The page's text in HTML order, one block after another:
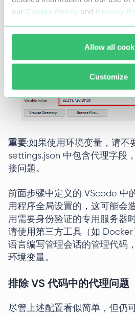
our Cookie Policy and Privacy
Allow all
Customize
为 "host:port"。
重要:如果使用环境变量，请不
settings.json 中包含代理字段
接问题。
前面步骤中定义的 VScode 中
用程序全局设置的，这可能会
用需要身份验证的专用服务器
请使用第三方工具（如
语言编写管理会话的管理代码
环境变量。
排除 VS 代码中的代理问题
尽管上述配置看似简单，但仍